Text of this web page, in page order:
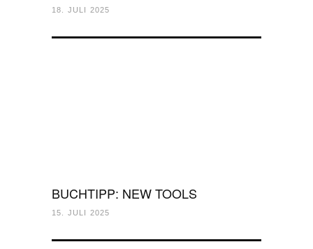
18. JULI 2025
BUCHTIPP: NEW TOOLS
15. JULI 2025